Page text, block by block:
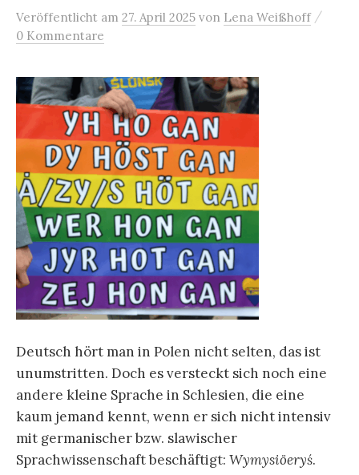
Veröffentlicht am 27. April 2025 von Lena Weißhoff /
0 Kommentare
Deutsch hört man in Polen nicht selten, das ist
unumstritten. Doch es versteckt sich noch eine
andere kleine Sprache in Schlesien, die eine
kaum jemand kennt, wenn er sich nicht intensiv
mit germanischer bzw. slawischer
Sprachwissenschaft beschäftigt: Wymysiöeryś.